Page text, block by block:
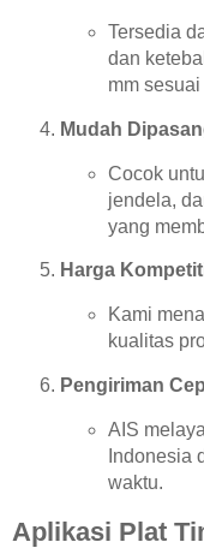
Tersedia
dan
mm
Mudah
Cocok
jendela,
yang
Harga
Kami
kualitas
Pengiriman
AIS
Indonesia
waktu.
Aplikasi Plat